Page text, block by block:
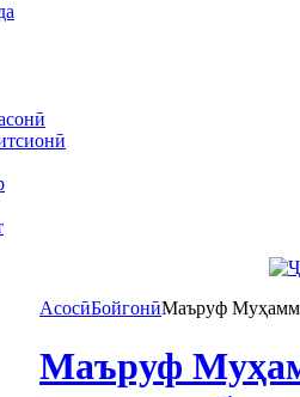
АсосӣБойгонӣМаъруф
Маъруф